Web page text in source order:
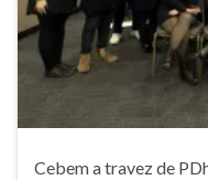
Cebem a travez de